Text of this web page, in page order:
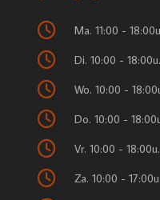
Ma. 11:00 -
Di. 10:00 - 18:00u.
Wo. 10:00 -
Do. 10:00 -
Vr. 10:00 - 18:00u.
Za. 10:00 - 17:00u.